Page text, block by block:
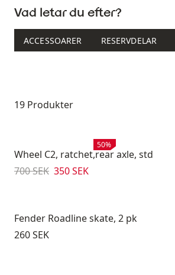
Vad letar du efter?
ACCESSOARER RESERVDELAR
19 Produkter
Rea:
50%
Wheel C2, ratchet,rear axle, std
Originalpris:
700 SEK Reapris:
350 SEK
Fender Roadline skate, 2 pk
Pris:
260 SEK